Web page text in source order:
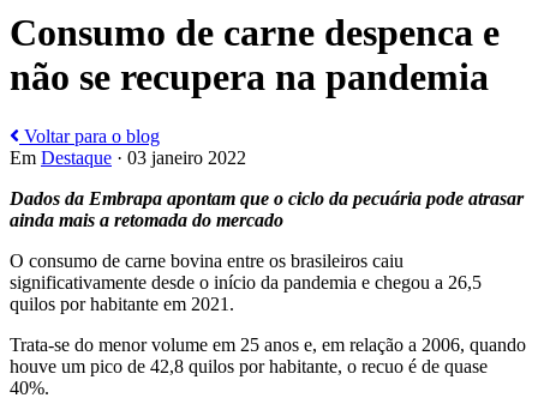
Consumo de carne despenca e
não se recupera na pandemia
Voltar para o blog
Em Destaque · 03 janeiro 2022
Dados da Embrapa apontam que o ciclo da pecuária pode atrasar
ainda mais a retomada do mercado
O consumo de carne bovina entre os brasileiros caiu
significativamente desde o início da pandemia e chegou a 26,5
quilos por habitante em 2021.
Trata-se do menor volume em 25 anos e, em relação a 2006, quando
houve um pico de 42,8 quilos por habitante, o recuo é de quase
40%.